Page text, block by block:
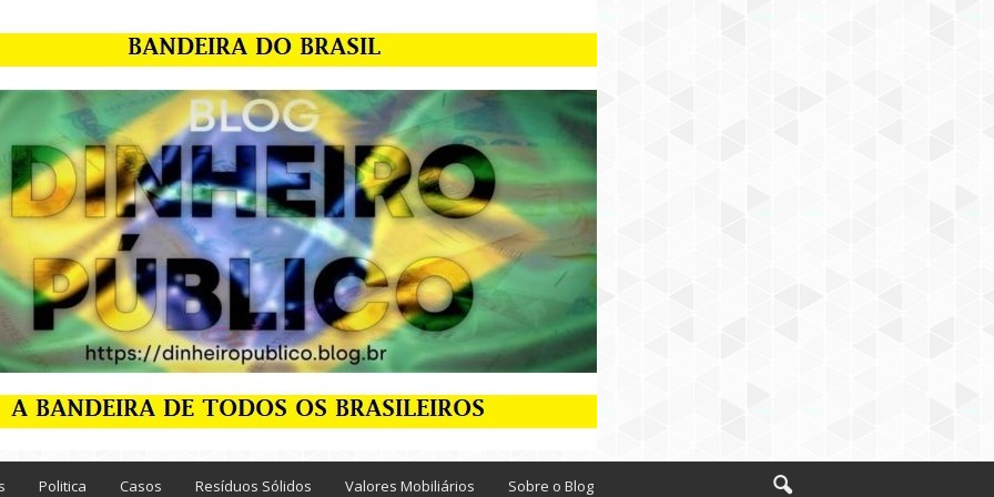
Politica Casos Resíduos Sólidos Valores Mobiliários Sobre o Blog